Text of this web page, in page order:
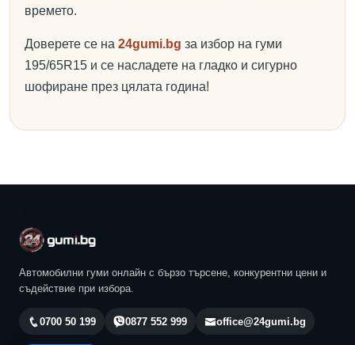
времето.
Доверете се на 24gumi.bg за избор на гуми
195/65R15 и се насладете на гладко и сигурно
шофиране през цялата година!
Автомобилни гуми онлайн с бързо търсене, конкурентни цени и
съдействие при избора.
0700 50 199 0877 552 999 office@24gumi.bg